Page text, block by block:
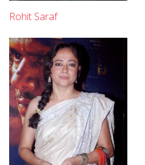
Rohit Saraf